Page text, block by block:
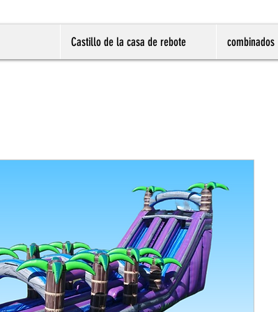
Castillo de la casa de rebote combinados